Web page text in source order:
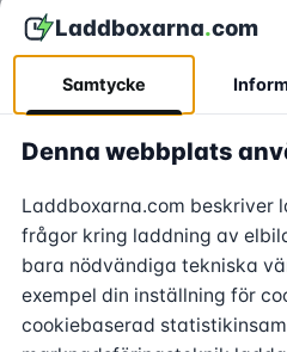
Laddboxarna.com
Samtycke
Denna webbplats
Laddboxarna.com beskriver
frågor kring laddning av
bara nödvändiga tekniska
exempel din inställning för
cookiebaserad